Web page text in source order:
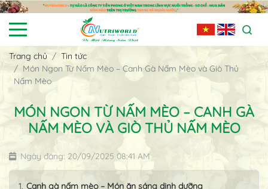
Trang chủ
Tin tức
Món Ngon Từ Nấm Mèo – Canh Gà Nấm Mèo và Giò Thủ
Nấm Mèo
MÓN NGON TỪ NẤM MÈO – CANH GÀ
NẤM MÈO VÀ GIÒ THỦ NẤM MÈO
Ngày đăng: 20/09/2025 08:41 AM
Canh gà nấm mèo – Món ăn sáng dinh dưỡng